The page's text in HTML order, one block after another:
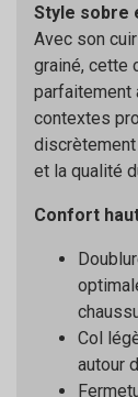
Style sobre
Avec son
grainé, cette
parfaitement
contextes
et la qualité
Confort
Col
autour